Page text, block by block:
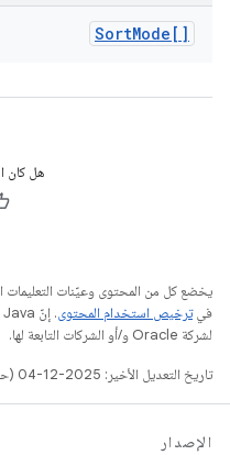
SortMode[]
هل كان
يخضع كل من المحتوى وعيّنات
فيترخيص استخدام المحتوى
لشركة Oracle و/أو الشركات التابعة لها.
تاريخ التعديل الأخير: 2025-12-04 (حسب التوقيت العالمي المتفَّق عليه)
الإصدار